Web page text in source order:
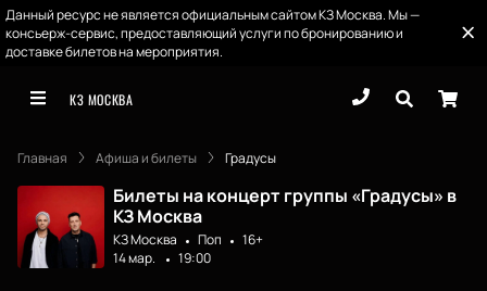
Данный ресурс не является официальным сайтом КЗ Москва. Мы —
консьерж-сервис, предоставляющий услуги по бронированию и
доставке билетов на мероприятия.
КЗ МОСКВА
Главная Афиша и билеты Градусы
Билеты на концерт группы «Градусы» в
КЗ Москва
КЗ Москва Поп
16+
14 мар.
19:00